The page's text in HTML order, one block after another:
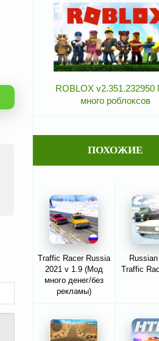
ROBLOX v2.351.232950
много роблоксов
ПОХОЖИЕ
Traffic Racer Russia
2021 v 1.9 (Мод
много денег/без
рекламы)
Traffic